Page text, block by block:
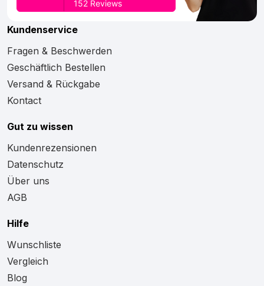
Kundenservice
Fragen & Beschwerden
Geschäftlich Bestellen
Versand & Rückgabe
Kontact
Gut zu wissen
Kundenrezensionen
Datenschutz
Über uns
AGB
Hilfe
Wunschliste
Vergleich
Blog